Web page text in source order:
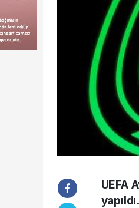
UEFA
yapıldı.